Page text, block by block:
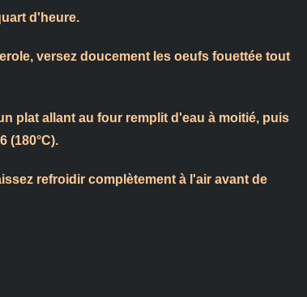
d'heure.
versez doucement les oeufs fouettée tout
plat allant au four remplit d'eau à moitié, puis
(180°C).
refroidir complètement à l'air avant de